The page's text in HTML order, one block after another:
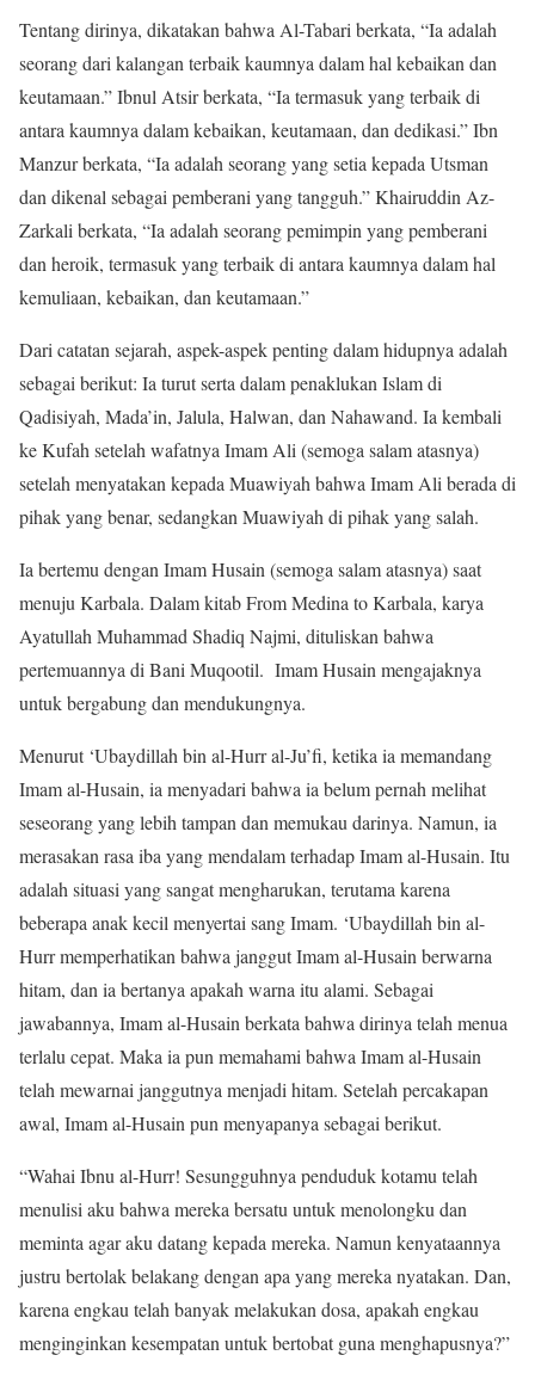
Tentang dirinya, dikatakan bahwa Al-Tabari berkata, “Ia adalah
seorang dari kalangan terbaik kaumnya dalam hal kebaikan dan
keutamaan.” Ibnul Atsir berkata, “Ia termasuk yang terbaik di
antara kaumnya dalam kebaikan, keutamaan, dan dedikasi.” Ibn
Manzur berkata, “Ia adalah seorang yang setia kepada Utsman
dan dikenal sebagai pemberani yang tangguh.” Khairuddin Az-
Zarkali berkata, “Ia adalah seorang pemimpin yang pemberani
dan heroik, termasuk yang terbaik di antara kaumnya dalam hal
kemuliaan, kebaikan, dan keutamaan.”
Dari catatan sejarah, aspek-aspek penting dalam hidupnya adalah
sebagai berikut: Ia turut serta dalam penaklukan Islam di
Qadisiyah, Mada’in, Jalula, Halwan, dan Nahawand. Ia kembali
ke Kufah setelah wafatnya Imam Ali (semoga salam atasnya)
setelah menyatakan kepada Muawiyah bahwa Imam Ali berada di
pihak yang benar, sedangkan Muawiyah di pihak yang salah.
Ia bertemu dengan Imam Husain (semoga salam atasnya) saat
menuju Karbala. Dalam kitab From Medina to Karbala, karya
Ayatullah Muhammad Shadiq Najmi, dituliskan bahwa
pertemuannya di Bani Muqootil. Imam Husain mengajaknya
untuk bergabung dan mendukungnya.
Menurut ‘Ubaydillah bin al-Hurr al-Ju’fi, ketika ia memandang
Imam al-Husain, ia menyadari bahwa ia belum pernah melihat
seseorang yang lebih tampan dan memukau darinya. Namun, ia
merasakan rasa iba yang mendalam terhadap Imam al-Husain. Itu
adalah situasi yang sangat mengharukan, terutama karena
beberapa anak kecil menyertai sang Imam. ‘Ubaydillah bin al-
Hurr memperhatikan bahwa janggut Imam al-Husain berwarna
hitam, dan ia bertanya apakah warna itu alami. Sebagai
jawabannya, Imam al-Husain berkata bahwa dirinya telah menua
terlalu cepat. Maka ia pun memahami bahwa Imam al-Husain
telah mewarnai janggutnya menjadi hitam. Setelah percakapan
awal, Imam al-Husain pun menyapanya sebagai berikut.
“Wahai Ibnu al-Hurr! Sesungguhnya penduduk kotamu telah
menulisi aku bahwa mereka bersatu untuk menolongku dan
meminta agar aku datang kepada mereka. Namun kenyataannya
justru bertolak belakang dengan apa yang mereka nyatakan. Dan,
karena engkau telah banyak melakukan dosa, apakah engkau
menginginkan kesempatan untuk bertobat guna menghapusnya?”